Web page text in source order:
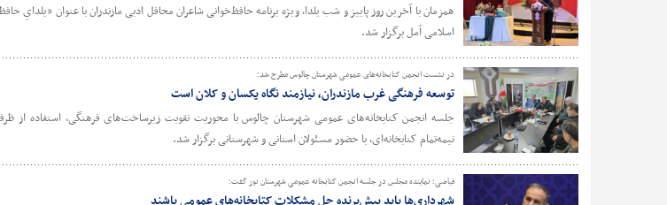
همزمان با آخرین روز پاییز و شب یلدا، ویژه برنامه حافظ‌خوانی شاعران محافل ادبی مازندران با عنوان «یلدایِ
اسلامی آمل برگزار شد.
در نشست انجمن کتابخانه‌های عمومی شهرستان چالوس مطرح شد؛
توسعه فرهنگی غرب مازندران، نیازمند نگاه یکسان و کلان است
جلسه انجمن کتابخانه‌های عمومی شهرستان چالوس با محوریت تقویت زیرساخت‌های فرهنگی، استفاده از
نیمه‌تمام کتابخانه‌ای، با حضور مسئولان استانی و شهرستانی برگزار شد.
فیاضی؛ نماینده مجلس در جلسه انجمن کتابخانه عمومی شهرستان نور گفت؛
شهرداری‌ها باید پیش‌برنده حل مشکلات کتابخانه‌های عمومی باشند